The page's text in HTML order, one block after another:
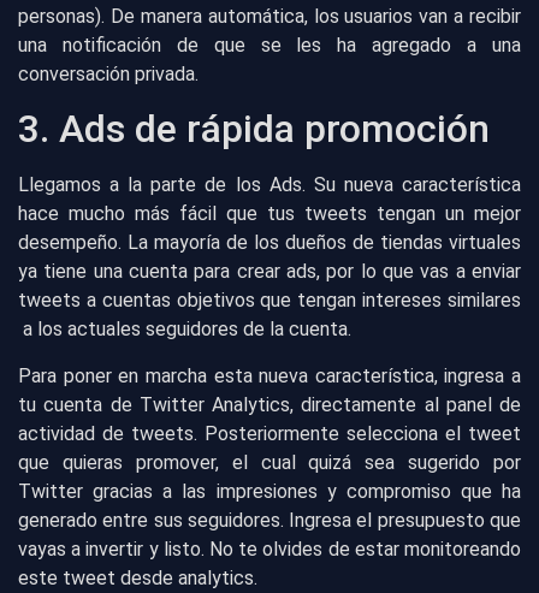
personas). De manera automática, los usuarios van a recibir
una notificación de que se les ha agregado a una
conversación privada.
3. Ads de rápida promoción
Llegamos a la parte de los Ads. Su nueva característica
hace mucho más fácil que tus tweets tengan un mejor
desempeño. La mayoría de los dueños de tiendas virtuales
ya tiene una cuenta para crear ads, por lo que vas a enviar
tweets a cuentas objetivos que tengan intereses similares
a los actuales seguidores de la cuenta.
Para poner en marcha esta nueva característica, ingresa a
tu cuenta de Twitter Analytics, directamente al panel de
actividad de tweets. Posteriormente selecciona el tweet
que quieras promover, el cual quizá sea sugerido por
Twitter gracias a las impresiones y compromiso que ha
generado entre sus seguidores. Ingresa el presupuesto que
vayas a invertir y listo. No te olvides de estar monitoreando
este tweet desde analytics.